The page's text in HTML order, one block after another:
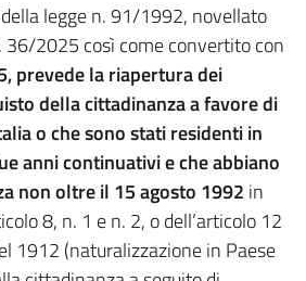
legge n. 91/1992, novellato
36/2025 così come convertito con
prevede la riapertura dei
della cittadinanza a favore di
o che sono stati residenti in
anni continuativi e che abbiano
non oltre il 15 agosto 1992 in
8, n. 1 e n. 2, o dell’articolo 12
1912 (naturalizzazione in Paese